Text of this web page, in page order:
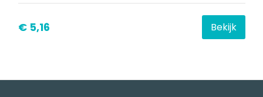
€ 5,16 Bekijk